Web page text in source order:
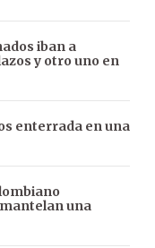
iban a
y otro uno en
enterrada en una
una